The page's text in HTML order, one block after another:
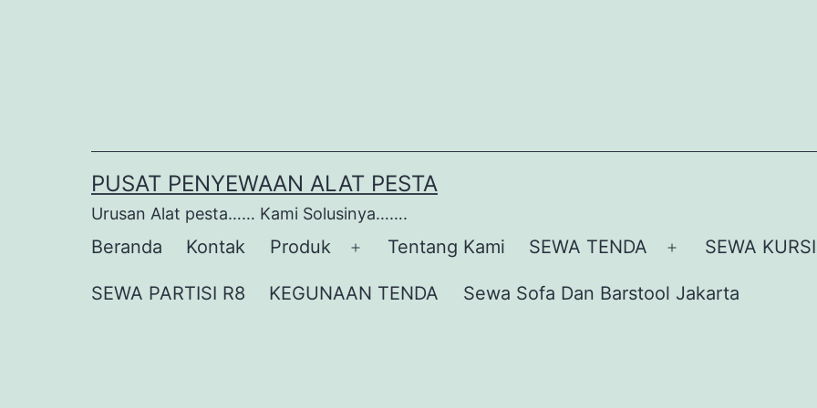
PUSAT PENYEWAAN ALAT PESTA
Urusan Alat pesta…… Kami Solusinya…….
Beranda Kontak Produk
Buka
menu
Tentang Kami SEWA TENDA
Buka
menu
SEWA KURSI
SEWA PARTISI R8 KEGUNAAN TENDA Sewa Sofa Dan Barstool Jakarta